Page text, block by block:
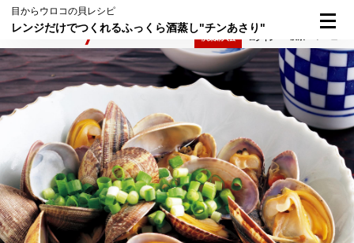
目からウロコの貝レシピ
レンジだけでつくれるふっくら酒蒸し"チンあさり"